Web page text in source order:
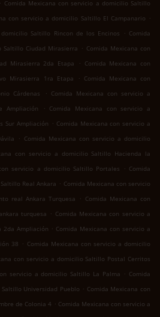
Comida Mexicana con servicio a domicilio Saltillo
con servicio a domicilio Saltillo El Campanario .
Saltillo Rincon de los Encinos
. Comida
Ciudad Mirasierra . Comida Mexicana con
Mirasierra 2da Etapa
. Comida Mexicana con
Mirasierra 1ra Etapa
. Comida Mexicana con
Cárdenas
. Comida Mexicana con servicio a
Ampliación
. Comida Mexicana con servicio a
Sur Ampliación . Comida Mexicana con servicio a
. Comida Mexicana con servicio a domicilio
con servicio a domicilio Saltillo Hacienda la
servicio a domicilio Saltillo Portales . Comida
Real Ankara . Comida Mexicana con servicio
real Ankara Turquesa
. Comida Mexicana con
turquesa . Comida Mexicana con servicio a
2da Ampliación . Comida Mexicana con servicio a
38 . Comida Mexicana con servicio a domicilio
con servicio a domicilio Saltillo Postal Cerritos
servicio a domicilio Saltillo La Palma . Comida
Universidad Pueblo . Comida Mexicana con
de Colonia 4 . Comida Mexicana con servicio a